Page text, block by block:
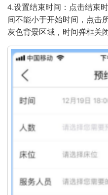
4.设置结束时间：点击结束
间不能小于开始时间，点击
灰色背景区域，时间弹框关